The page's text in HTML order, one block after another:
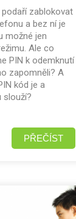
zablokovat
a bez ní je
možné jen
Ale co
PIN k odemknutí
zapomněli? A
kód je a
slouží?
PŘEČÍST